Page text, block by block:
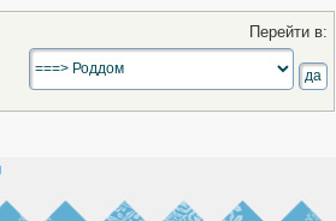
Перейти в: